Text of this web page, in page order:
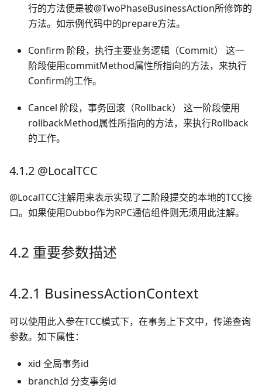
行的方法便是被@TwoPhaseBusinessAction所修饰的
方法。如示例代码中的prepare方法。
Confirm 阶段，执行主要业务逻辑（Commit） 这一
阶段使用commitMethod属性所指向的方法，来执行
Confirm的工作。
Cancel 阶段，事务回滚（Rollback） 这一阶段使用
rollbackMethod属性所指向的方法，来执行Rollback
的工作。
4.1.2 @LocalTCC
@LocalTCC注解用来表示实现了二阶段提交的本地的TCC接
口。如果使用Dubbo作为RPC通信组件则无须用此注解。
4.2 重要参数描述
4.2.1 BusinessActionContext
可以使用此入参在TCC模式下，在事务上下文中，传递查询
参数。如下属性：
xid 全局事务id
branchId 分支事务id